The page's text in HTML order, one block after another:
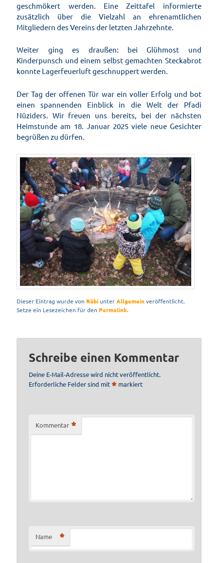
geschmökert werden. Eine Zeittafel informierte
zusätzlich über die Vielzahl an ehrenamtlichen
Mitgliedern des Vereins der letzten Jahrzehnte.
Weiter ging es draußen: bei Glühmost und
Kinderpunsch und einem selbst gemachten Steckabrot
konnte Lagerfeuerluft geschnuppert werden.
Der Tag der offenen Tür war ein voller Erfolg und bot
einen spannenden Einblick in die Welt der Pfadi
Nüziders. Wir freuen uns bereits, bei der nächsten
Heimstunde am 18. Januar 2025 viele neue Gesichter
begrüßen zu dürfen.
Dieser Eintrag wurde von Röbi unterAllgemeinveröffentlicht.
Setze ein Lesezeichen für den Permalink.
Schreibe einen Kommentar
Deine E-Mail-Adresse wird nicht veröffentlicht.
Erforderliche Felder sind mit * markiert
Kommentar *
Name *